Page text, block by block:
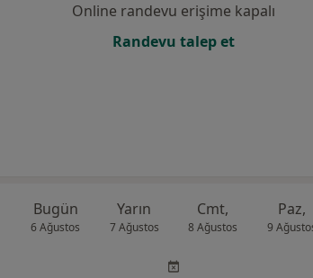
Online randevu erişime kapalı
Randevu talep et
Bugün
6 Ağustos
Yarın
7 Ağustos
Cmt,
8 Ağustos
Paz,
9